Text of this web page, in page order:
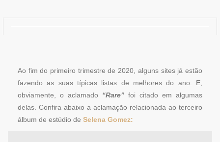
Ao fim do primeiro trimestre de 2020, alguns sites já estão
fazendo as suas típicas listas de melhores do ano. E,
obviamente, o aclamado “Rare” foi citado em algumas
delas. Confira abaixo a aclamação relacionada ao terceiro
álbum de estúdio de Selena Gomez: